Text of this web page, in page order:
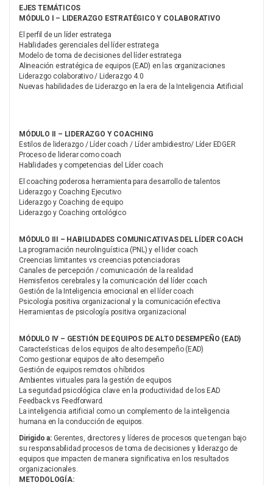
EJES TEMÁTICOS
MÓDULO I – LIDERAZGO ESTRATÉGICO Y COLABORATIVO
El perfil de un líder estratega
Habilidades gerenciales del líder estratega
Modelo de toma de decisiones del líder estratega
Alineación estratégica de equipos (EAD) en las organizaciones
Liderazgo colaborativo / Liderazgo 4.0
Nuevas habilidades de Liderazgo en la era de la Inteligencia Artificial
MÓDULO II – LIDERAZGO Y COACHING
Estilos de liderazgo / Líder coach / Líder ambidiestro/ Líder EDGER
Proceso de liderar como coach
Habilidades y competencias del Líder coach
El coaching poderosa herramienta para desarrollo de talentos
Liderazgo y Coaching Ejecutivo
Liderazgo y Coaching de equipo
Liderazgo y Coaching ontológico
MÓDULO III – HABILIDADES COMUNICATIVAS DEL LÍDER COACH
La programación neurolinguística (PNL) y el lider coach
Creencias limitantes vs creencias potenciadoras
Canales de percepción / comunicación de la realidad
Hemisferios cerebrales y la comunicación del líder coach
Gestión de la Inteligencia emocional en el líder coach
Psicología positiva organizacional y la comunicación efectiva
Herramientas de psicología positiva organizacional
MÓDULO IV – GESTIÓN DE EQUIPOS DE ALTO DESEMPEÑO (EAD)
Características de los equipos de alto desempeño (EAD)
Como gestionar equipos de alto desempeño
Gestión de equipos remotos o híbridos
Ambientes virtuales para la gestión de equipos
La seguridad psicológica clave en la productividad de los EAD
Feedback vs Feedforward.
La inteligencia artificial como un complemento de la inteligencia
humana en la conducción de equipos.
Dirigido a:Gerentes, directores y líderes de procesos que tengan bajo
su responsabilidad procesos de toma de decisiones y liderazgo de
equipos que impacten de manera significativa en los resultados
organizacionales.
METODOLOGÍA: